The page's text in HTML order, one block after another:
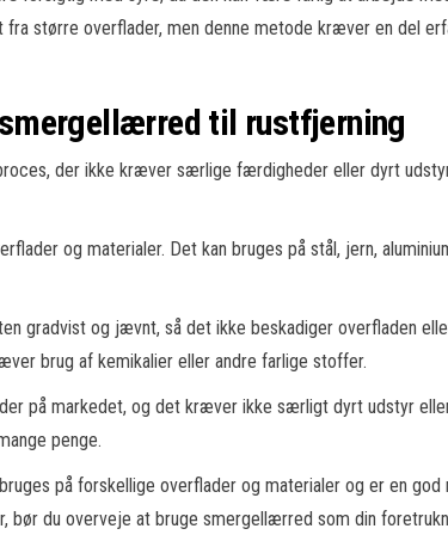
større overflader, men denne metode kræver en del
til rustfjerning
der ikke kræver særlige færdigheder eller dyrt
og materialer. Det kan bruges på stål, jern,
gradvist og jævnt, så det ikke beskadiger overfladen
brug af kemikalier eller andre farlige stoffer.
på markedet, og det kræver ikke særligt dyrt udstyr
penge.
på forskellige overflader og materialer og er en god
bør du overveje at bruge smergellærred som din